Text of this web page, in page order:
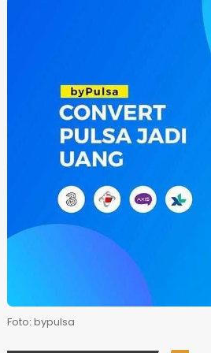
Foto: bypulsa